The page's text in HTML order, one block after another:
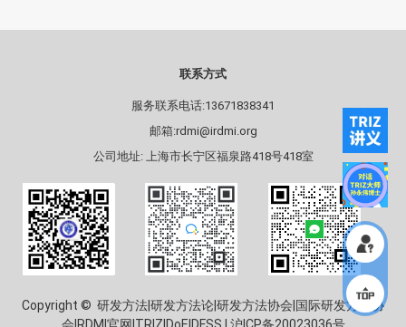
联系方式
服务联系电话:13671838341
邮箱:rdmi@irdmi.org
公司地址: 上海市长宁区福泉路418号418室
Copyright © 研发方法|研发方法论|研发方法协会|国际研发方法协